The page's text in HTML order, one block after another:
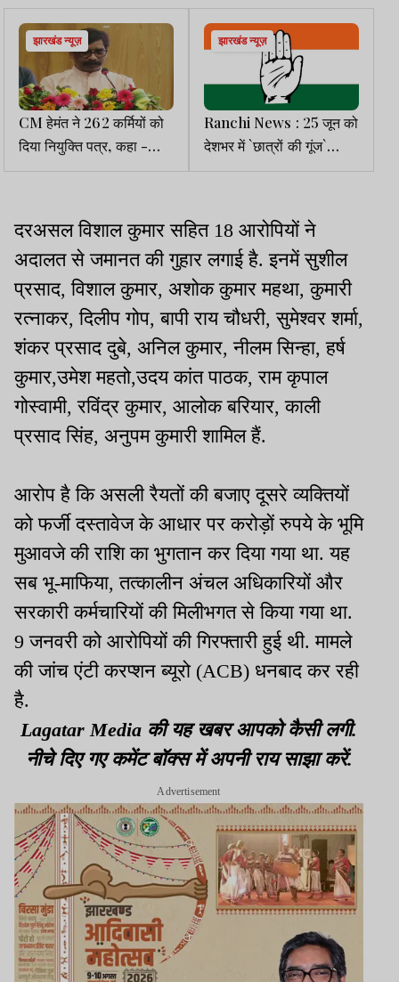
झारखंड न्यूज़
CM हेमंत ने 262 कर्मियों को
दिया नियुक्ति पत्र, कहा -
गलती हो तो सुधारें, जिम्मेदारी
झारखंड न्यूज़
Ranchi News : 25 जून को
देशभर में `छात्रों की गूंज`
अभियान चलाएगी कांग्रेस, रांची
दरअसल विशाल कुमार सहित 18 आरोपियों ने
अदालत से जमानत की गुहार लगाई है. इनमें सुशील
प्रसाद, विशाल कुमार, अशोक कुमार महथा, कुमारी
रत्नाकर, दिलीप गोप, बापी राय चौधरी, सुमेश्वर शर्मा,
शंकर प्रसाद दुबे, अनिल कुमार, नीलम सिन्हा, हर्ष
कुमार,उमेश महतो,उदय कांत पाठक, राम कृपाल
गोस्वामी, रविंद्र कुमार, आलोक बरियार, काली
प्रसाद सिंह, अनुपम कुमारी शामिल हैं.
आरोप है कि असली रैयतों की बजाए दूसरे व्यक्तियों
को फर्जी दस्तावेज के आधार पर करोड़ों रुपये के भूमि
मुआवजे की राशि का भुगतान कर दिया गया था. यह
सब भू-माफिया, तत्कालीन अंचल अधिकारियों और
सरकारी कर्मचारियों की मिलीभगत से किया गया था.
9 जनवरी को आरोपियों की गिरफ्तारी हुई थी. मामले
की जांच एंटी करप्शन ब्यूरो (ACB) धनबाद कर रही
है.
Lagatar Media की यह खबर आपको कैसी लगी.
नीचे दिए गए कमेंट बॉक्स में अपनी राय साझा करें.
Advertisement